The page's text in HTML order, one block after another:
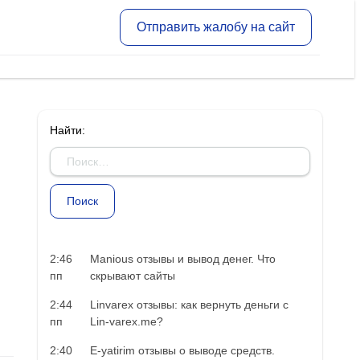
Отправить жалобу на сайт
Найти:
2:46
пп
Manious отзывы и вывод денег. Что
скрывают сайты
2:44
пп
Linvarex отзывы: как вернуть деньги с
Lin-varex.me?
2:40 E-yatirim отзывы о выводе средств.